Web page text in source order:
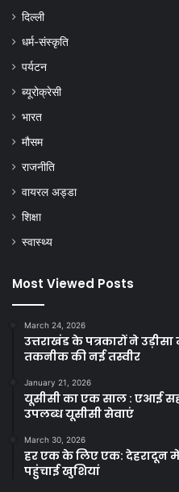
दिल्ली
धर्म-संस्कृति
पर्यटन
ब्यूरोक्रेसी
भारत
मौसम
राजनीति
वायरल अड्डा
शिक्षा
स्वास्थ्य
Most Viewed Posts
March 24, 2026
उत्तराखंड के पत्रकारों ने
तकनीक की नई तस्वीर
January 21, 2026
यूसीसी का एक साल : एआई
उपलब्ध यूसीसी सेवाएं
March 30, 2026
हर एक के लिए एक: देहरादून
पहुंचाई खुशियां